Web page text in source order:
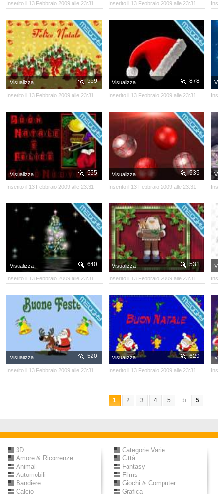
Inserito il 13 Febbraio 2009 alle 23:31 Inserito il 13 Febbraio 2009 alle 23:31
569
Visualizza
Inserito il 13 Febbraio 2009 alle 23:31
878
Visualizza
Inserito il 13 Febbraio 2009 alle 23:31
555
Visualizza
Inserito il 13 Febbraio 2009 alle 23:31
535
Visualizza
Inserito il 13 Febbraio 2009 alle 23:31
640
Visualizza
Inserito il 13 Febbraio 2009 alle 23:31
531
Visualizza
Inserito il 13 Febbraio 2009 alle 23:31
520
Visualizza
Inserito il 13 Febbraio 2009 alle 23:31
629
Visualizza
Inserito il 13 Febbraio 2009 alle 23:31
1 2 3 4 5 di 5
3D
Amore & Ricorrenze
Animali
Automobili
Bandiere
Calcio
Categorie Varie
Città
Fantasy
Films
Giochi & Computer
Grafica